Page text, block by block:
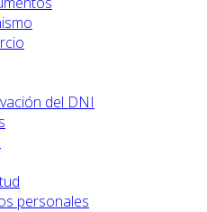
del DNI
personales